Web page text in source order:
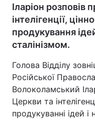
Іларіон розповів
інтелігенції,
продукування
сталінізмом.
Голова Відділу
Російської
Волоколамський
Церкви та
продукуванні ідей і